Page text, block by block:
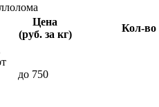
Цена
(руб. за кг)
Кол-во
до 750